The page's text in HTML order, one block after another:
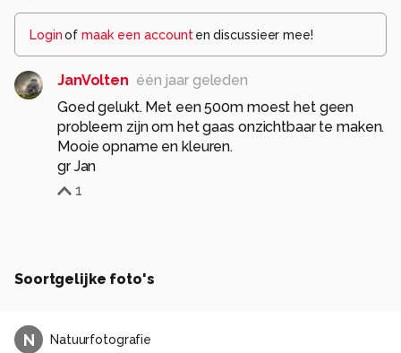
Loginof maak een account en discussieer mee!
JanVolten één jaar geleden
Goed gelukt. Met een 500m moest het geen
probleem zijn om het gaas onzichtbaar te maken.
Mooie opname en kleuren.
gr Jan
1
Soortgelijke foto's
N Natuurfotografie